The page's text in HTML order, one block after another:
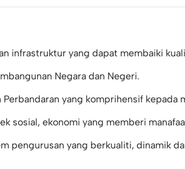
infrastruktur yang dapat membaiki
Negara dan Negeri.
yang komprihensif kepada
sosial, ekonomi yang memberi
pengurusan yang berkualiti, dinamik